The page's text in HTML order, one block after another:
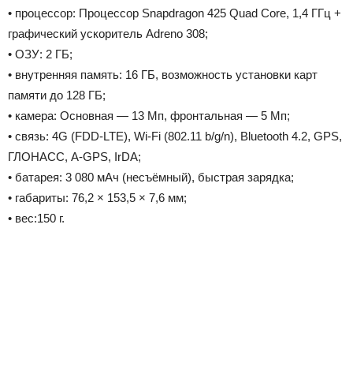
• процессор: Процессор Snapdragon 425 Quad Core, 1,4 ГГц +
графический ускоритель Adreno 308;
• ОЗУ: 2 ГБ;
• внутренняя память: 16 ГБ, возможность установки карт
памяти до 128 ГБ;
• камера: Основная — 13 Мп, фронтальная — 5 Мп;
• связь: 4G (FDD-LTE), Wi-Fi (802.11 b/g/n), Bluetooth 4.2, GPS,
ГЛОНАСС, A-GPS, IrDA;
• батарея: 3 080 мАч (несъёмный), быстрая зарядка;
• габариты: 76,2 × 153,5 × 7,6 мм;
• вес:150 г.